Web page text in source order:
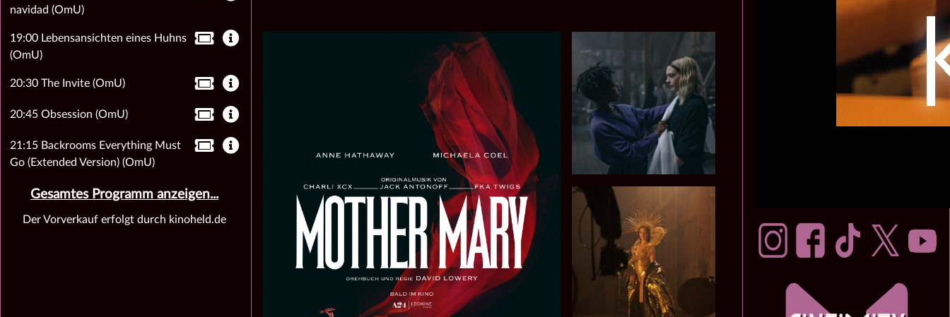
navidad (OmU)
19:00 Lebensansichten eines Huhns
(OmU)
20:30 The Invite (OmU)
20:45 Obsession (OmU)
21:15 Backrooms Everything Must
Go (Extended Version) (OmU)
Gesamtes Programm anzeigen...
Der Vorverkauf erfolgt durch kinoheld.de